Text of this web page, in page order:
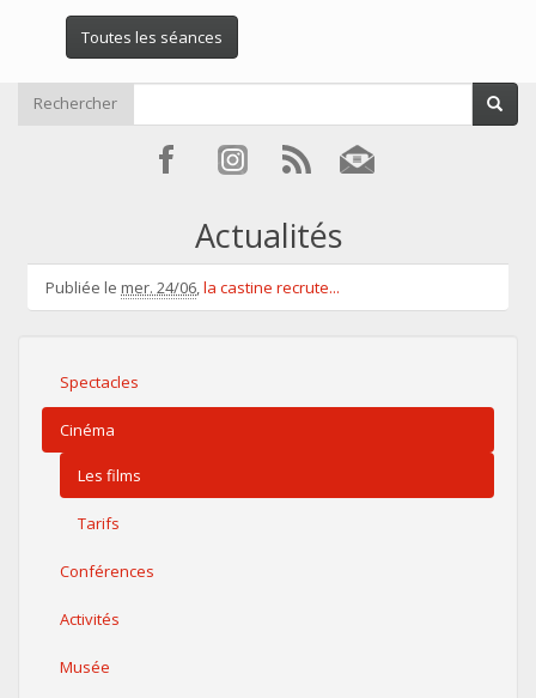
Toutes les séances
Rechercher
Actualités
Publiée le mer. 24/06,la castine recrute...
Spectacles
Cinéma
Les films
Tarifs
Conférences
Activités
Musée